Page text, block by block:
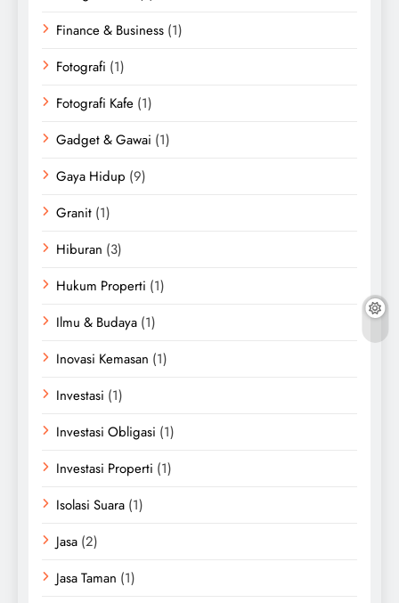
Finance & Business (1)
Fotografi (1)
Fotografi Kafe (1)
Gadget & Gawai (1)
Gaya Hidup (9)
Granit (1)
Hiburan (3)
Hukum Properti (1)
Ilmu & Budaya (1)
Inovasi Kemasan (1)
Investasi (1)
Investasi Obligasi (1)
Investasi Properti (1)
Isolasi Suara (1)
Jasa (2)
Jasa Taman (1)